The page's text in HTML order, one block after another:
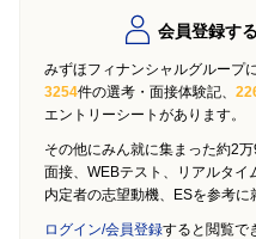
会員登録す
みずほフィナンシャルグループ
3254件の選考・面接体験記、
エントリーシートがあります。
その他にみん就に集まった約2
面接、WEBテスト、リアルタイ
内定者の志望動機、ESを参考
ログイン/会員登録すると閲覧で